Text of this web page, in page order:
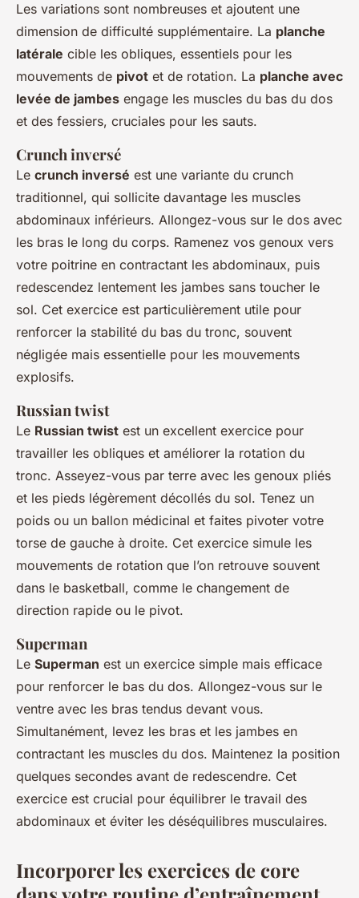
Les variations sont nombreuses et ajoutent une
dimension de difficulté supplémentaire. La planche
latérale cible les obliques, essentiels pour les
mouvements de pivot et de rotation. La planche avec
levée de jambes engage les muscles du bas du dos
et des fessiers, cruciales pour les sauts.
Crunch inversé
Le crunch inversé est une variante du crunch
traditionnel, qui sollicite davantage les muscles
abdominaux inférieurs. Allongez-vous sur le dos avec
les bras le long du corps. Ramenez vos genoux vers
votre poitrine en contractant les abdominaux, puis
redescendez lentement les jambes sans toucher le
sol. Cet exercice est particulièrement utile pour
renforcer la stabilité du bas du tronc, souvent
négligée mais essentielle pour les mouvements
explosifs.
Russian twist
Le Russian twist est un excellent exercice pour
travailler les obliques et améliorer la rotation du
tronc. Asseyez-vous par terre avec les genoux pliés
et les pieds légèrement décollés du sol. Tenez un
poids ou un ballon médicinal et faites pivoter votre
torse de gauche à droite. Cet exercice simule les
mouvements de rotation que l’on retrouve souvent
dans le basketball, comme le changement de
direction rapide ou le pivot.
Superman
Le Superman est un exercice simple mais efficace
pour renforcer le bas du dos. Allongez-vous sur le
ventre avec les bras tendus devant vous.
Simultanément, levez les bras et les jambes en
contractant les muscles du dos. Maintenez la position
quelques secondes avant de redescendre. Cet
exercice est crucial pour équilibrer le travail des
abdominaux et éviter les déséquilibres musculaires.
Incorporer les exercices de core